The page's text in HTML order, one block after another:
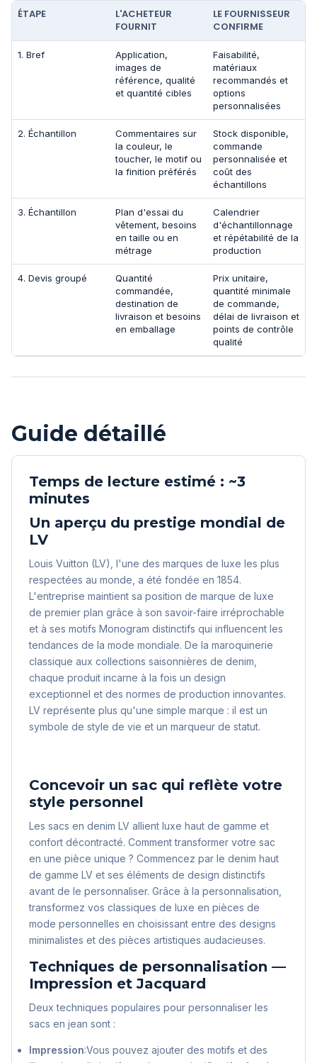
ÉTAPE
L'ACHETEUR
FOURNIT
LE FOURNISSEUR
CONFIRME
1. Bref
Application,
images de
référence, qualité
et quantité cibles
Faisabilité,
matériaux
recommandés et
options
personnalisées
2. Échantillon
Commentaires sur
la couleur, le
toucher, le motif ou
la finition préférés
Stock disponible,
commande
personnalisée et
coût des
échantillons
3. Échantillon
Plan d'essai du
vêtement, besoins
en taille ou en
métrage
Calendrier
d'échantillonnage
et répétabilité de la
production
4. Devis groupé
Quantité
commandée,
destination de
livraison et besoins
en emballage
Prix unitaire,
quantité minimale
de commande,
délai de livraison et
points de contrôle
qualité
Guide détaillé
Temps de lecture estimé : ~3
minutes
Un aperçu du prestige mondial de
LV
Louis Vuitton (LV), l'une des marques de luxe les plus
respectées au monde, a été fondée en 1854.
L'entreprise maintient sa position de marque de luxe
de premier plan grâce à son savoir-faire irréprochable
et à ses motifs Monogram distinctifs qui influencent les
tendances de la mode mondiale. De la maroquinerie
classique aux collections saisonnières de denim,
chaque produit incarne à la fois un design
exceptionnel et des normes de production innovantes.
LV représente plus qu'une simple marque : il est un
symbole de style de vie et un marqueur de statut.
Concevoir un sac qui reflète votre
style personnel
Les sacs en denim LV allient luxe haut de gamme et
confort décontracté. Comment transformer votre sac
en une pièce unique ? Commencez par le denim haut
de gamme LV et ses éléments de design distinctifs
avant de le personnaliser. Grâce à la personnalisation,
transformez vos classiques de luxe en pièces de
mode personnelles en choisissant entre des designs
minimalistes et des pièces artistiques audacieuses.
Techniques de personnalisation —
Impression et Jacquard
Deux techniques populaires pour personnaliser les
sacs en jean sont :
Impression:Vous pouvez ajouter des motifs et des